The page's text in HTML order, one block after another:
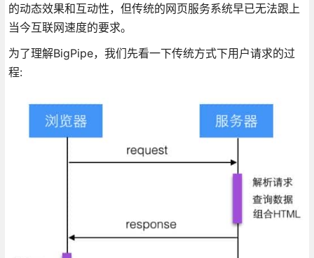
的动态效果和互动性，但传统的网页服务系统早已无法跟上
当今互联网速度的要求。
为了理解BigPipe，我们先看一下传统方式下用户请求的过
程: